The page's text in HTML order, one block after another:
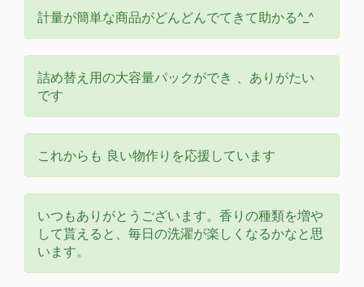
計量が簡単な商品がどんどんでてきて助かる^_^
詰め替え用の大容量パックができ 、ありがたい
です
これからも 良い物作りを応援しています
いつもありがとうございます。香りの種類を増や
して貰えると、毎日の洗濯が楽しくなるかなと思
います。